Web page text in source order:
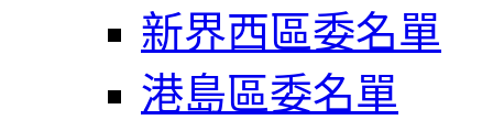
新界西區委名單
港島區委名單